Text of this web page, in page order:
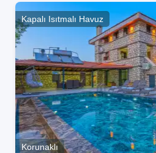
Kapalı Isıtmalı Havuz
Korunaklı